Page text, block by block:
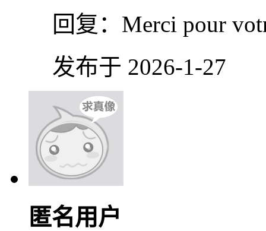
回复： Merci pour
发布于 2026-1-27
匿名用户